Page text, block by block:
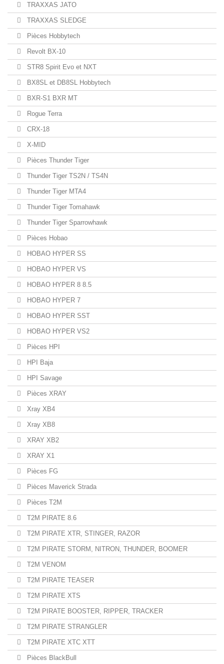
TRAXXAS JATO
TRAXXAS SLEDGE
Pièces Hobbytech
Revolt BX-10
STR8 Spirit Evo et NXT
BX8SL et DB8SL Hobbytech
BXR-S1 BXR MT
Rogue Terra
CRX-18
X-MID
Pièces Thunder Tiger
Thunder Tiger TS2N / TS4N
Thunder Tiger MTA4
Thunder Tiger Tomahawk
Thunder Tiger Sparrowhawk
Pièces Hobao
HOBAO HYPER SS
HOBAO HYPER VS
HOBAO HYPER 8 8.5
HOBAO HYPER 7
HOBAO HYPER SST
HOBAO HYPER VS2
Pièces HPI
HPI Baja
HPI Savage
Pièces XRAY
Xray XB4
Xray XB8
XRAY XB2
XRAY X1
Pièces FG
Pièces Maverick Strada
Pièces T2M
T2M PIRATE 8.6
T2M PIRATE XTR, STINGER, RAZOR
T2M PIRATE STORM, NITRON, THUNDER, BOOMER
T2M VENOM
T2M PIRATE TEASER
T2M PIRATE XTS
T2M PIRATE BOOSTER, RIPPER, TRACKER
T2M PIRATE STRANGLER
T2M PIRATE XTC XTT
Pièces BlackBull